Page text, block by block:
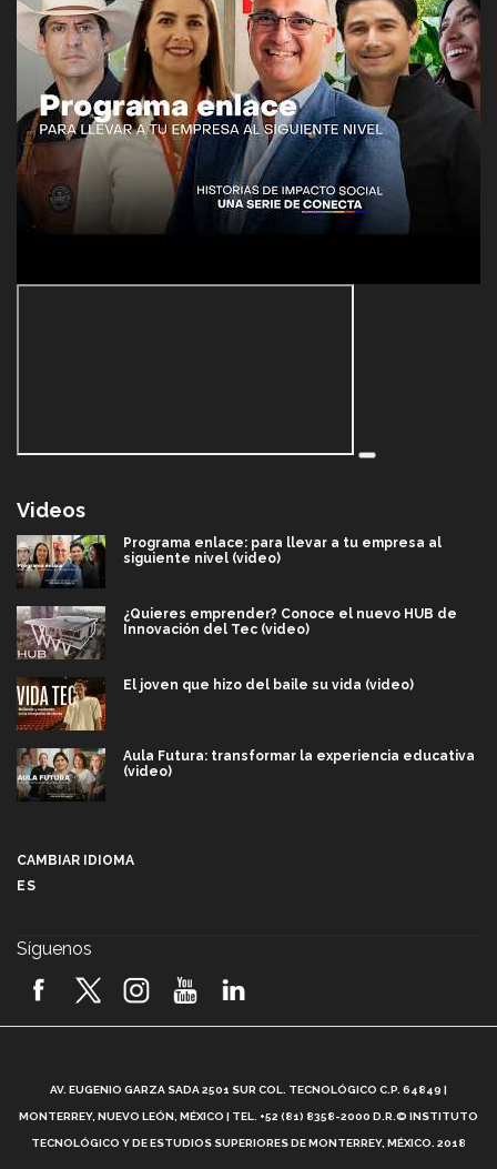
Videos
Programa enlace: para llevar a tu empresa al
siguiente nivel (video)
¿Quieres emprender? Conoce el nuevo HUB de
Innovación del Tec (video)
El joven que hizo del baile su vida (video)
Aula Futura: transformar la experiencia educativa
(video)
2026! (video)
¿Cómo es el Modelo Educativo Tec? (video)
CAMBIAR IDIOMA
ES
Síguenos
AV. EUGENIO GARZA SADA 2501 SUR COL. TECNOLÓGICO C.P. 64849 |
MONTERREY, NUEVO LEÓN, MÉXICO | TEL. +52 (81) 8358-2000 D.R.© INSTITUTO
TECNOLÓGICO Y DE ESTUDIOS SUPERIORES DE MONTERREY, MÉXICO. 2018